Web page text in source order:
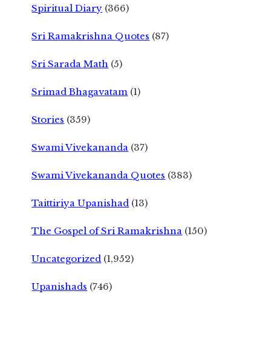
Spiritual Diary (366)
Sri Ramakrishna Quotes (87)
Sri Sarada Math (5)
Srimad Bhagavatam (1)
Stories (359)
Swami Vivekananda (37)
Swami Vivekananda Quotes (383)
Taittiriya Upanishad (13)
The Gospel of Sri Ramakrishna (150)
Uncategorized (1,952)
Upanishads (746)